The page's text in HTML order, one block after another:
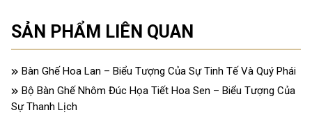
SẢN PHẨM LIÊN QUAN
Bàn Ghế Hoa Lan – Biểu Tượng Của Sự Tinh Tế Và Quý Phái
Bộ Bàn Ghế Nhôm Đúc Họa Tiết Hoa Sen – Biểu Tượng Của
Sự Thanh Lịch